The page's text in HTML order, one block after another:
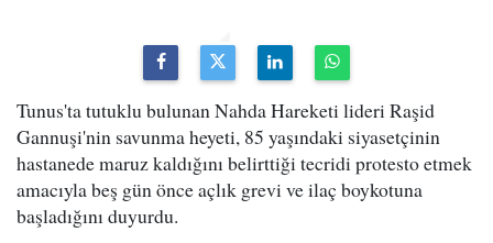
Tunus'ta tutuklu bulunan Nahda Hareketi lideri Raşid
Gannuşi'nin savunma heyeti, 85 yaşındaki siyasetçinin
hastanede maruz kaldığını belirttiği tecridi protesto etmek
amacıyla beş gün önce açlık grevi ve ilaç boykotuna
başladığını duyurdu.